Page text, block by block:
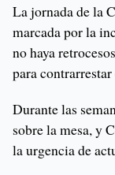
La jornada de la
marcada por la
no haya
para
Durante las
sobre la mesa, y
la urgencia de